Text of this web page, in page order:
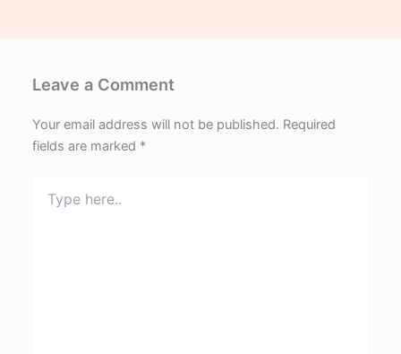
Leave a Comment
Your email address will not be published. Required
fields are marked *
here..